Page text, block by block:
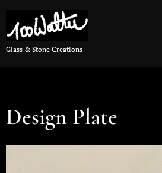
Glass & Stone Creations
Design Plate